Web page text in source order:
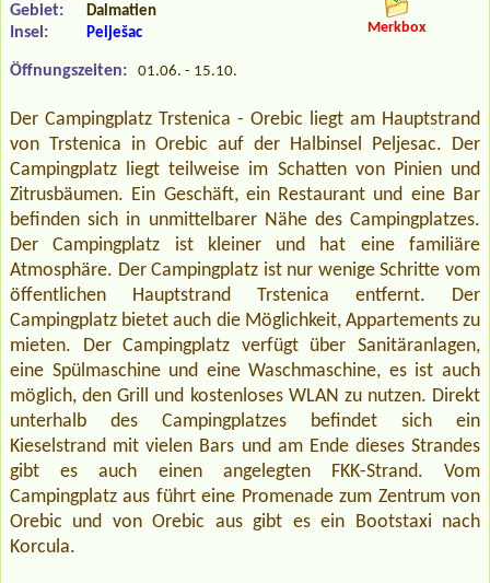
Gebiet: Dalmatien
Insel: Pelješac
Öffnungszeiten: 01.06. - 15.10.
Merkbox
Der Campingplatz Trstenica - Orebic liegt am Hauptstrand
von Trstenica in Orebic auf der Halbinsel Peljesac. Der
Campingplatz liegt teilweise im Schatten von Pinien und
Zitrusbäumen. Ein Geschäft, ein Restaurant und eine Bar
befinden sich in unmittelbarer Nähe des Campingplatzes.
Der Campingplatz ist kleiner und hat eine familiäre
Atmosphäre. Der Campingplatz ist nur wenige Schritte vom
öffentlichen Hauptstrand Trstenica entfernt. Der
Campingplatz bietet auch die Möglichkeit, Appartements zu
mieten. Der Campingplatz verfügt über Sanitäranlagen,
eine Spülmaschine und eine Waschmaschine, es ist auch
möglich, den Grill und kostenloses WLAN zu nutzen. Direkt
unterhalb des Campingplatzes befindet sich ein
Kieselstrand mit vielen Bars und am Ende dieses Strandes
gibt es auch einen angelegten FKK-Strand. Vom
Campingplatz aus führt eine Promenade zum Zentrum von
Orebic und von Orebic aus gibt es ein Bootstaxi nach
Korcula.